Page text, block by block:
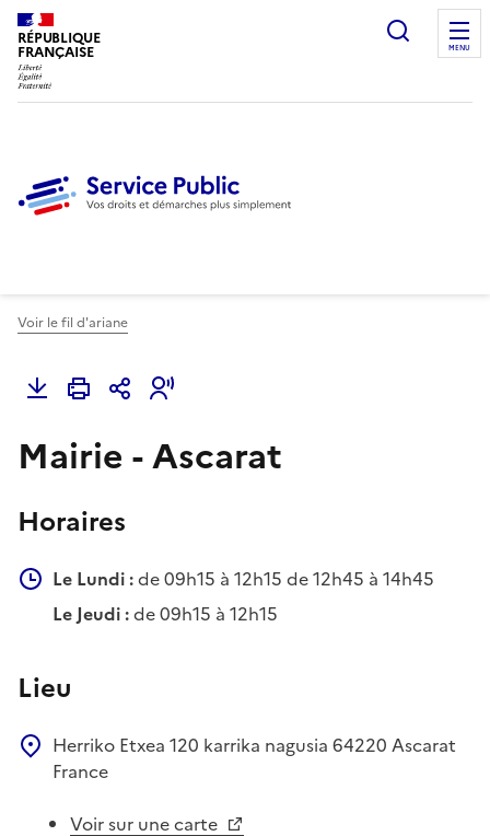
RÉPUBLIQUE
FRANÇAISE
Ouvrir
MENU
Voir le fil d'ariane
Mairie - Ascarat
Horaires
Le Lundi :de 09h15 à 12h15 de 12h45 à 14h45
Le Jeudi :de 09h15 à 12h15
Lieu
Herriko Etxea 120 karrika nagusia 64220 Ascarat
France
Voir sur une carte